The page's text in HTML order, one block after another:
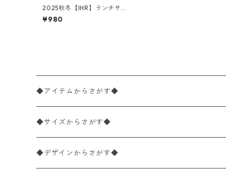
2025秋冬【IHR】ランチサ
イズ ペーパーナプキン Dac
hshund グレー 20枚入り
¥980
◆アイテムからさがす◆
ペーパーナプキン2枚バラ売り
ペーパーナプキン1枚バラ売り
◆サイズからさがす◆
33×33cm（ランチサイズ）
◆デザインからさがす◆